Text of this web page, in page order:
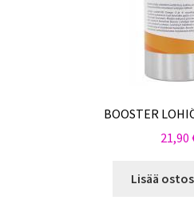
BOOSTER
21,90
Lisää